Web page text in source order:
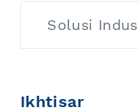
Solusi
Ikhtisar